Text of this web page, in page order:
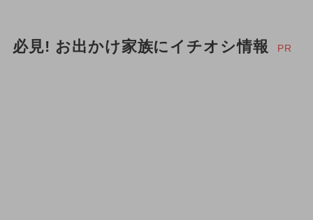
必見! お出かけ家族にイチオシ情報 PR